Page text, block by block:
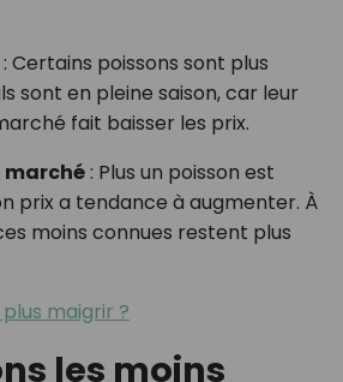
Certains poissons sont plus
sont en pleine saison, car leur
fait baisser les prix.
marché: Plus un poisson est
prix a tendance à augmenter. À
moins connues restent plus
maigrir ?
les moins